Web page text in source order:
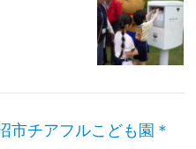
アフルこども園＊